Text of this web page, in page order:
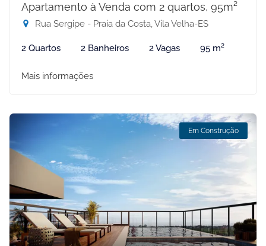
Apartamento à Venda com 2 quartos, 95m²
Rua Sergipe - Praia da Costa, Vila Velha-ES
2 Quartos 2 Banheiros 2 Vagas 95 m²
Mais informações
Em Construção